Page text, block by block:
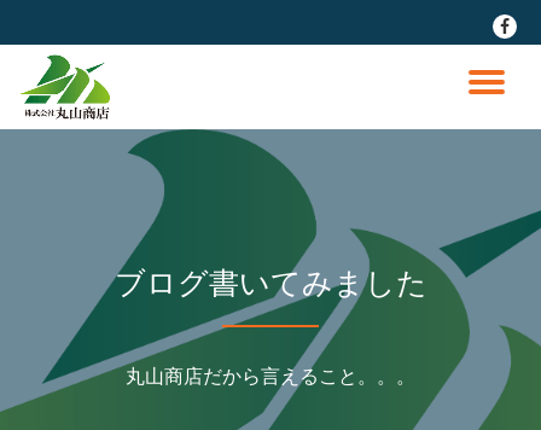
ン
fa-
ナ
ゲ
ー
シ
ョ
ブログ書いてみました
丸山商店だから言えること。。。